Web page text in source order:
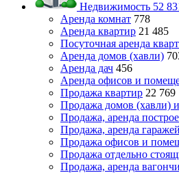
Недвижимость 52
Аренда комнат 778
Аренда квартир 21 485
Посуточная аренда
Аренда домов (хавли)
Аренда дач 456
Аренда офисов и
Продажа квартир 22 769
Продажа домов (хавли)
Продажа, аренда
Продажа, аренда
Продажа офисов и
Продажа отдельно
Продажа, аренда